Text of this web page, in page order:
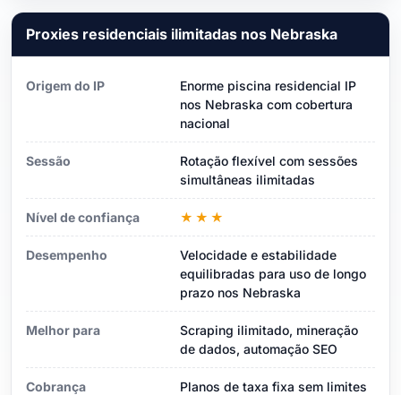
Proxies residenciais ilimitadas nos Nebraska
Origem do IP
Enorme piscina residencial IP
nos Nebraska com cobertura
nacional
Sessão
Rotação flexível com sessões
simultâneas ilimitadas
Nível de confiança ★★★
Desempenho
Velocidade e estabilidade
equilibradas para uso de longo
prazo nos Nebraska
Melhor para
Scraping ilimitado, mineração
de dados, automação SEO
Cobrança
Planos de taxa fixa sem limites